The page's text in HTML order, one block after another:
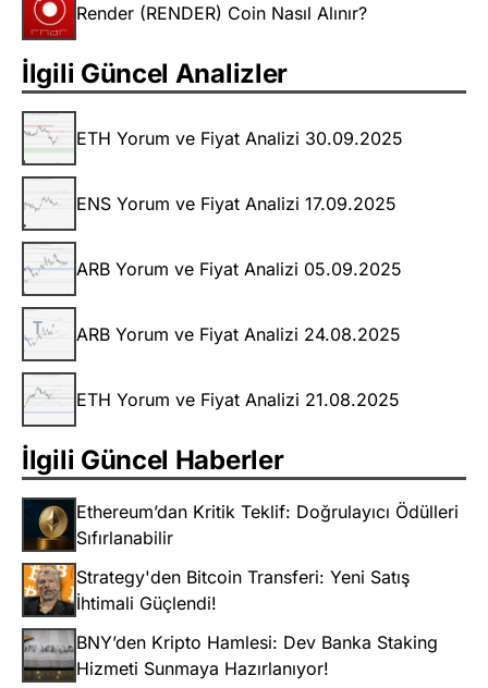
Render (RENDER) Coin Nasıl Alınır?
İlgili Güncel Analizler
ETH Yorum ve Fiyat Analizi 30.09.2025
ENS Yorum ve Fiyat Analizi 17.09.2025
ARB Yorum ve Fiyat Analizi 05.09.2025
ARB Yorum ve Fiyat Analizi 24.08.2025
ETH Yorum ve Fiyat Analizi 21.08.2025
İlgili Güncel Haberler
Ethereum’dan Kritik Teklif: Doğrulayıcı Ödülleri
Sıfırlanabilir
Strategy'den Bitcoin Transferi: Yeni Satış
İhtimali Güçlendi!
BNY’den Kripto Hamlesi: Dev Banka Staking
Hizmeti Sunmaya Hazırlanıyor!